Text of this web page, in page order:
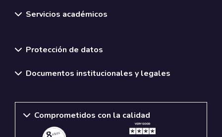
Servicios académicos
Protección de datos
Documentos institucionales y legales
Comprometidos con la calidad